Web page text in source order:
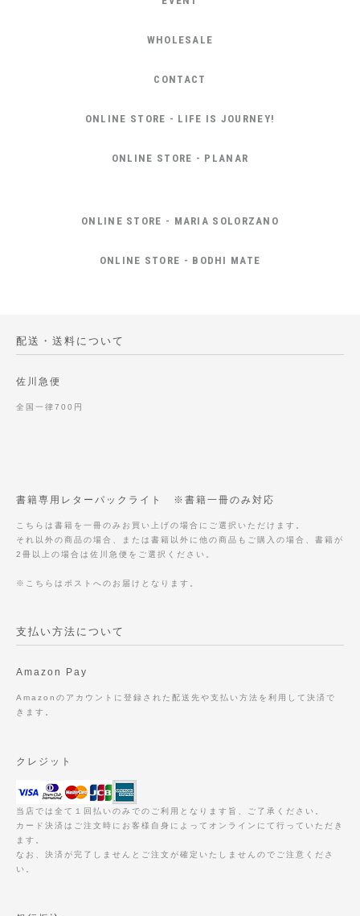
WHOLESALE
CONTACT
ONLINE STORE - LIFE IS JOURNEY!
ONLINE STORE - PLANAR
ONLINE STORE - MARIA SOLORZANO
ONLINE STORE - BODHI MATE
配送・送料について
佐川急便
全国一律700円
書籍専用レターパックライト ※書籍一冊のみ対応
こちらは書籍を一冊のみお買い上げの場合にご選択いただけます。
それ以外の商品の場合、または書籍以外に他の商品もご購入の場合、書籍が
2冊以上の場合は佐川急便をご選択ください。
※こちらはポストへのお届けとなります。
支払い方法について
Amazon Pay
Amazonのアカウントに登録された配送先や支払い方法を利用して決済で
きます。
クレジット
当店では全て１回払いのみでのご利用となります旨、ご了承ください。
カード決済はご注文時にお客様自身によってオンラインにて行っていただき
ます。
なお、決済が完了しませんとご注文が確定いたしませんのでご注意くださ
い。